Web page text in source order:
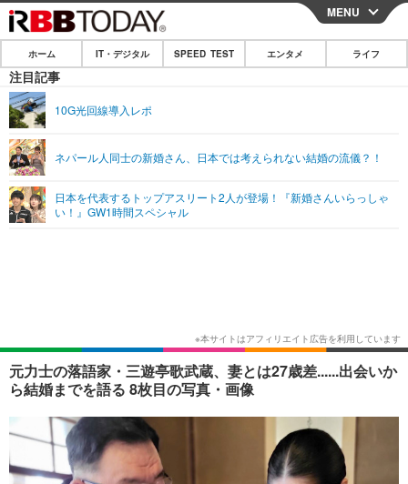
CLOSE
ホーム
IT・デジタル
ショッピング その他
SPEED TEST
エンタメ
エンタメTOP
ショッピング その他
ライフ
MENU
ホーム IT・デジタル SPEED TEST エンタメ ライフ
注目記事
10G光回線導入レポ
ネパール人同士の新婚さん、日本では考えられない結婚の流儀？！
日本を代表するトップアスリート2人が登場！『新婚さんいらっしゃ
い！』GW1時間スペシャル
元力士の落語家・三遊亭歌武蔵、妻とは27歳差......出会いか
ら結婚までを語る 8枚目の写真・画像